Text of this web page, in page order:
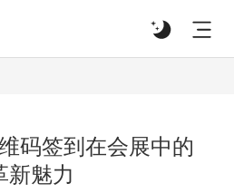
码签到在会展中的
新魅力